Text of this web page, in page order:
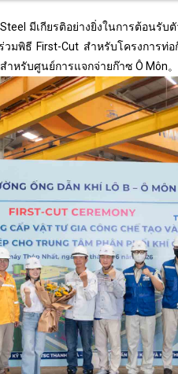
มีเกียรติอย่างยิ่งในการต้อนรับ
มพิธี First-Cut สำหรับโครงการท่
หรับศูนย์การแจกจ่ายก๊าซ Ô Môn。